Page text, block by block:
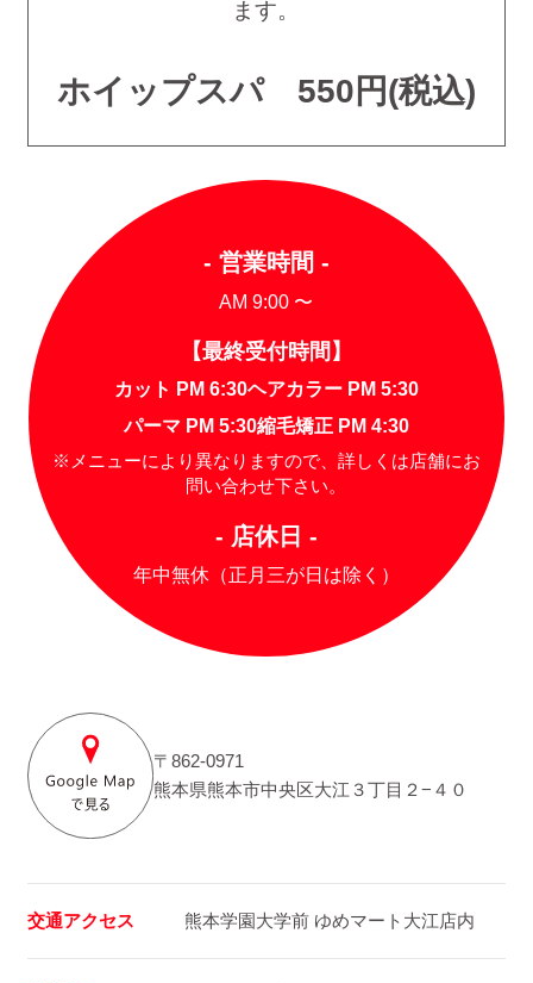
ます。
ホイップスパ 550円(税込)
- 営業時間 -
AM 9:00 〜
【最終受付時間】
カット PM 6:30ヘアカラー PM 5:30
パーマ PM 5:30縮毛矯正 PM 4:30
※メニューにより異なりますので、詳しくは店舗にお
問い合わせ下さい。
- 店休日 -
年中無休（正月三が日は除く）
〒862-0971
熊本県熊本市中央区大江３丁目２−４０
交通アクセス 熊本学園大学前 ゆめマート大江店内